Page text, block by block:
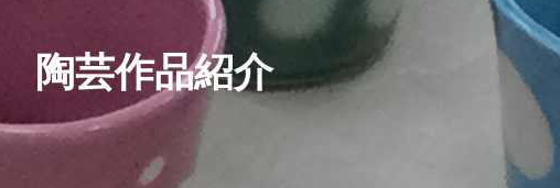
陶芸作品紹介